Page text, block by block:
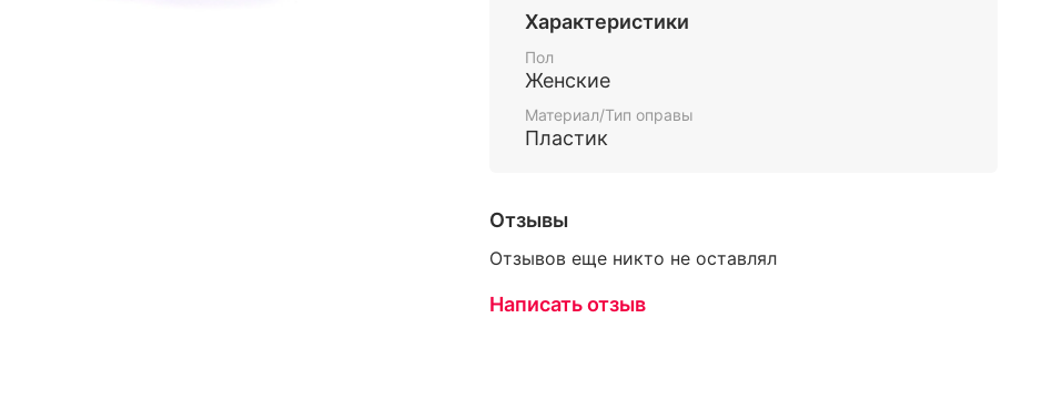
Характеристики
Пол
Женские
Материал/Тип оправы
Пластик
Отзывы
Отзывов еще никто не оставлял
Написать отзыв